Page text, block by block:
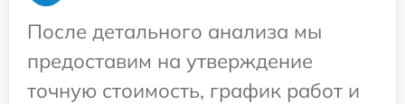
После детального анализа мы
предоставим на утверждение
точную стоимость, график работ и